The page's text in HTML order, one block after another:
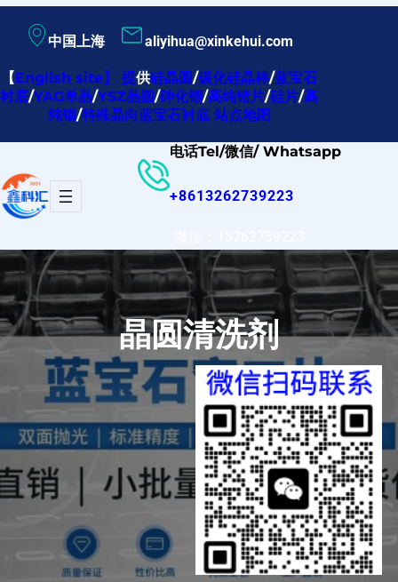
内
容
中国上海 aliyihua@xinkehui.com
【English site】提供硅晶圆/碳化硅晶棒/蓝宝石
衬底/YAG单晶/YSZ晶圆/砷化铟/高纯锗片/硅片/高
纯铟/特殊晶向蓝宝石衬底 站点地图
电话Tel/微信/ Whatsapp
+8613262739223
晶圆清洗剂